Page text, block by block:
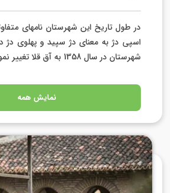
در طول تاریخ این شهرستان نام­های
اسپی دژ به معنای دژ سپید و پهلوی دژ
شهرستان در سال 1358 به آق قلا تغییر نمود.
نمایش همه